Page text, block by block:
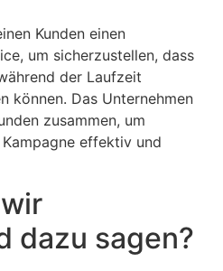
Kunden einen
um sicherzustellen, dass
der Laufzeit
können. Das Unternehmen
zusammen, um
effektiv und
dazu sagen?